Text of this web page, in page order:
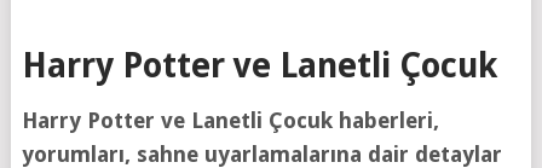
Harry Potter ve Lanetli Çocuk
Harry Potter ve Lanetli Çocuk haberleri,
yorumları, sahne uyarlamalarına dair detaylar